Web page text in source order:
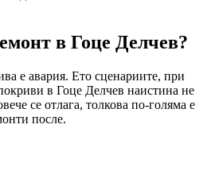
в Гоце Делчев?
е авария. Ето сценариите, при
в Гоце Делчев наистина не
се отлага, толкова по-голяма е
после.